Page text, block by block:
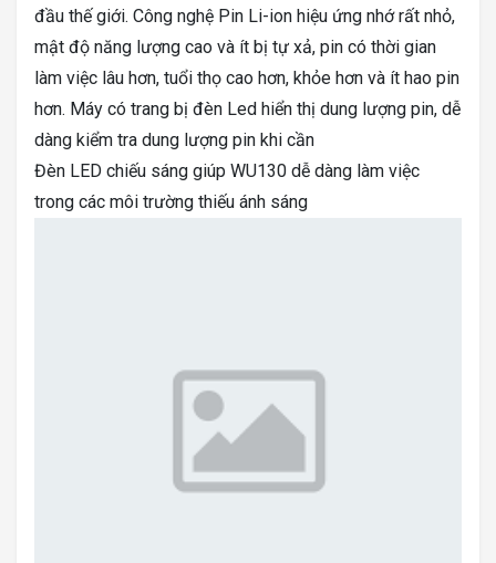
đầu thế giới. Công nghệ Pin Li-ion hiệu ứng nhớ rất nhỏ,
mật độ năng lượng cao và ít bị tự xả, pin có thời gian
làm việc lâu hơn, tuổi thọ cao hơn, khỏe hơn và ít hao pin
hơn. Máy có trang bị đèn Led hiển thị dung lượng pin, dễ
dàng kiểm tra dung lượng pin khi cần
Đèn LED chiếu sáng giúp WU130 dễ dàng làm việc
trong các môi trường thiếu ánh sáng